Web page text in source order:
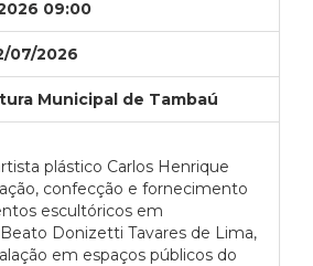
09:00
07/2026
Municipal de Tambaú
plástico Carlos Henrique
confecção e fornecimento
escultóricos em
Donizetti Tavares de Lima,
em espaços públicos do